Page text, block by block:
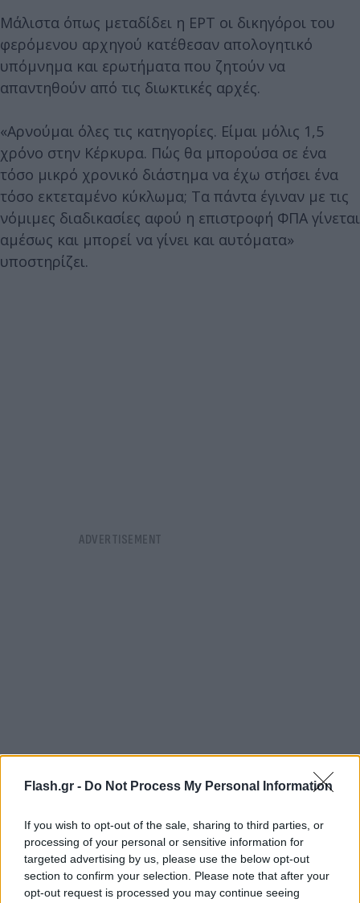
Flash.gr - Do Not Process My Personal Information
If you wish to opt-out of the sale, sharing to third parties, or
processing of your personal or sensitive information for
targeted advertising by us, please use the below opt-out
section to confirm your selection. Please note that after your
opt-out request is processed you may continue seeing
Μάλιστα όπως μεταδίδει η ΕΡΤ οι δικηγόροι του
φερόμενου αρχηγού κατέθεσαν απολογητικό
υπόμνημα και ερωτήματα που ζητούν να
απαντηθούν από τις διωκτικές αρχές.
«Αρνούμαι όλες τις κατηγορίες. Είμαι μόλις 1,5
χρόνο στην Κέρκυρα. Πώς θα μπορούσα σε ένα
τόσο μικρό χρονικό διάστημα να έχω στήσει ένα
τόσο εκτεταμένο κύκλωμα; Τα πάντα έγιναν με τις
νόμιμες διαδικασίες αφού η επιστροφή ΦΠΑ γίνεται
αμέσως και μπορεί να γίνει και αυτόματα»
υποστηρίζει.
Υπενθυμίζεται ότι για την εξάρθρωση της
εγκληματικής οργάνωσης πραγματοποιήθηκε την
Πέμπτη αστυνομική επιχείρηση στη Κέρκυρα στο
πλαίσιο της οποίας συνελήφθησαν συνολικά 5 μέλη